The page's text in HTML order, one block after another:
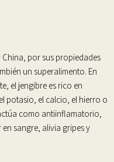
por sus propiedades
un superalimento. En
el jengibre es rico en
potasio, el calcio, el hierro o
como antiinflamatorio
sangre, alivia gripes y